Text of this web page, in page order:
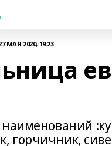
МАЯ 2020, 19:23
горчичник,